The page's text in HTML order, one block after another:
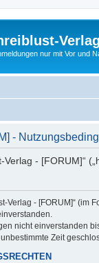
nur mit Vor und
-
Verlag - [FORUM]“
Verlag - [FORUM]“
nicht einverstanden
Zeit